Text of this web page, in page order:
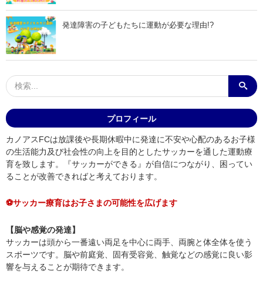
発達障害の子どもたちに運動が必要な理由!?
プロフィール
カノアスFCは放課後や長期休暇中に発達に不安や心配のあるお子様
の生活能力及び社会性の向上を目的としたサッカーを通した運動療
育を致します。『サッカーができる』が自信につながり、困ってい
ることが改善できればと考えております。
⚽サッカー療育はお子さまの可能性を広げます
【脳や感覚の発達】
サッカーは頭から一番遠い両足を中心に両手、両腕と体全体を使う
スポーツです。脳や前庭覚、固有受容覚、触覚などの感覚に良い影
響を与えることが期待できます。